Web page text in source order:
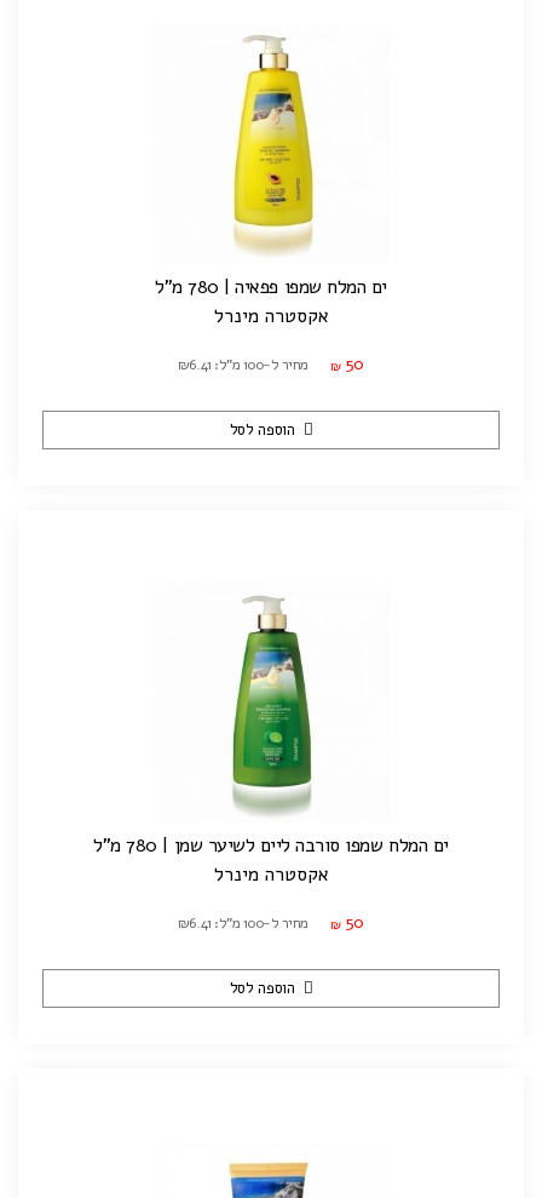
ים המלח שמפו פפאיה | 780 מ"ל
אקסטרה מינרל
₪ 50 מחיר ל-100 מ"ל: ₪6.41
הוספה לסל
ים המלח שמפו סורבה ליים לשיער שמן | 780 מ"ל
אקסטרה מינרל
₪ 50 מחיר ל-100 מ"ל: ₪6.41
הוספה לסל